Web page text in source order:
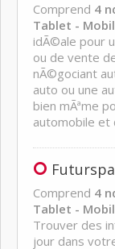
Comprend 4
Tablet -
idÃ©ale pour
ou de vente
nÃ©gociant
auto ou une
bien mÃªme
automobile et
Comprend 4
Tablet -
Trouver des
jour dans